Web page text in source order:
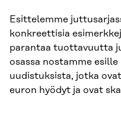
Esittelemme
konkreettisia
parantaa tuottavuutta
osassa nostamme
uudistuksista, jotka
euron hyödyt ja ovat